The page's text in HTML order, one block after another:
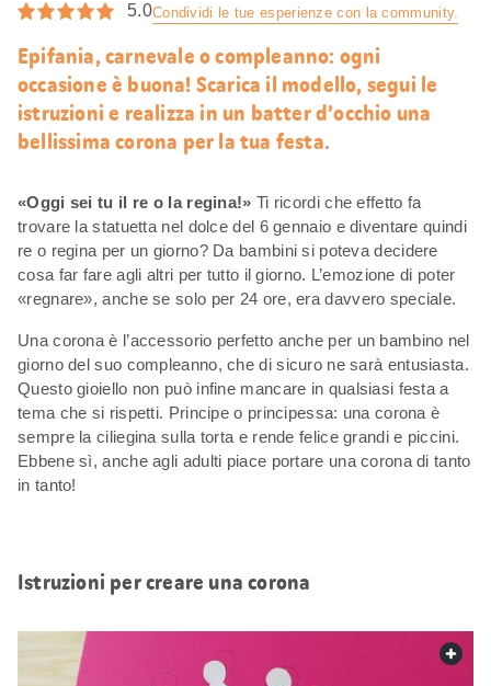
5.0Condividi le tue esperienze con la community.
Epifania, carnevale o compleanno: ogni
occasione è buona! Scarica il modello, segui le
istruzioni e realizza in un batter d’occhio una
bellissima corona per la tua festa.
«Oggi sei tu il re o la regina!» Ti ricordi che effetto fa
trovare la statuetta nel dolce del 6 gennaio e diventare quindi
re o regina per un giorno? Da bambini si poteva decidere
cosa far fare agli altri per tutto il giorno. L’emozione di poter
«regnare», anche se solo per 24 ore, era davvero speciale.
Una corona è l’accessorio perfetto anche per un bambino nel
giorno del suo compleanno, che di sicuro ne sarà entusiasta.
Questo gioiello non può infine mancare in qualsiasi festa a
tema che si rispetti. Principe o principessa: una corona è
sempre la ciliegina sulla torta e rende felice grandi e piccini.
Ebbene sì, anche agli adulti piace portare una corona di tanto
in tanto!
Istruzioni per creare una corona